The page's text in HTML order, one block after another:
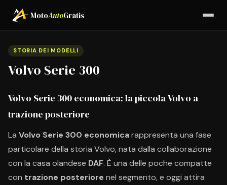
MotoAutoGratis
STORIA DEI MODELLI
Volvo Serie 300
Volvo Serie 300 economica: la piccola Volvo a
trazione posteriore
La Volvo Serie 300 economicarappresenta una fase
particolare della storia Volvo, nata dalla collaborazione
con la casa olandese DAF. È una delle poche compatte
con trazione posteriore nel segmento, e oggi attira